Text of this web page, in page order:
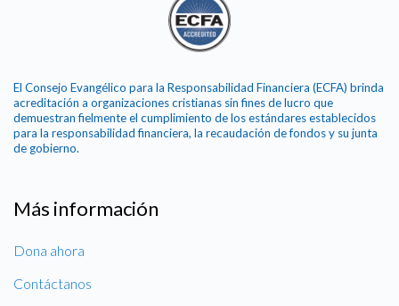
El Consejo Evangélico para la Responsabilidad Financiera (ECFA) brinda
acreditación a organizaciones cristianas sin fines de lucro que
demuestran fielmente el cumplimiento de los estándares establecidos
para la responsabilidad financiera, la recaudación de fondos y su junta
de gobierno.
Más información
Dona ahora
Contáctanos